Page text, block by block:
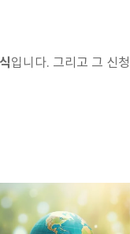
입니다. 그리고 그 신청